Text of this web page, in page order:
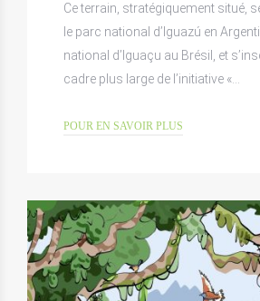
Ce terrain, stratégiquement situé,
le parc national d’Iguazú en
national d’Iguaçu au Brésil, et
cadre plus large de l’initiative «…
POUR EN SAVOIR PLUS